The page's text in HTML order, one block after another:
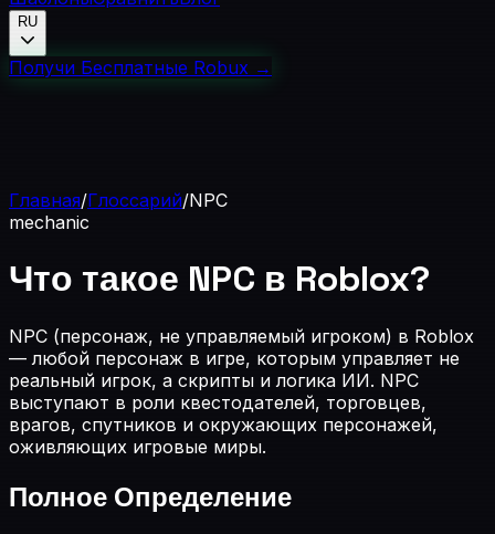
RU
Получи Бесплатные Robux →
Главная/Глоссарий/NPC
mechanic
Что такое NPC в Roblox?
NPC (персонаж, не управляемый игроком) в Roblox
— любой персонаж в игре, которым управляет не
реальный игрок, а скрипты и логика ИИ. NPC
выступают в роли квестодателей, торговцев,
врагов, спутников и окружающих персонажей,
оживляющих игровые миры.
Полное Определение